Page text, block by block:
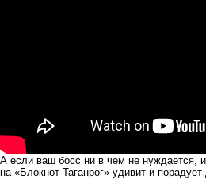
А если ваш босс ни в чем не нуждается,
на «Блокнот Таганрог» удивит и